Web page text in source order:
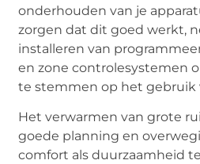
onderhouden van je
zorgen dat dit goed werkt,
installeren van
en zone controlesystemen
te stemmen op het gebruik
Het verwarmen van grote
goede planning en
comfort als duurzaamheid